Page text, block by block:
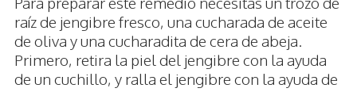
raíz de jengibre fresco, una cucharada de aceite
de oliva y una cucharadita de cera de abeja.
Primero, retira la piel del jengibre con la ayuda
de un cuchillo, y ralla el jengibre con la ayuda de